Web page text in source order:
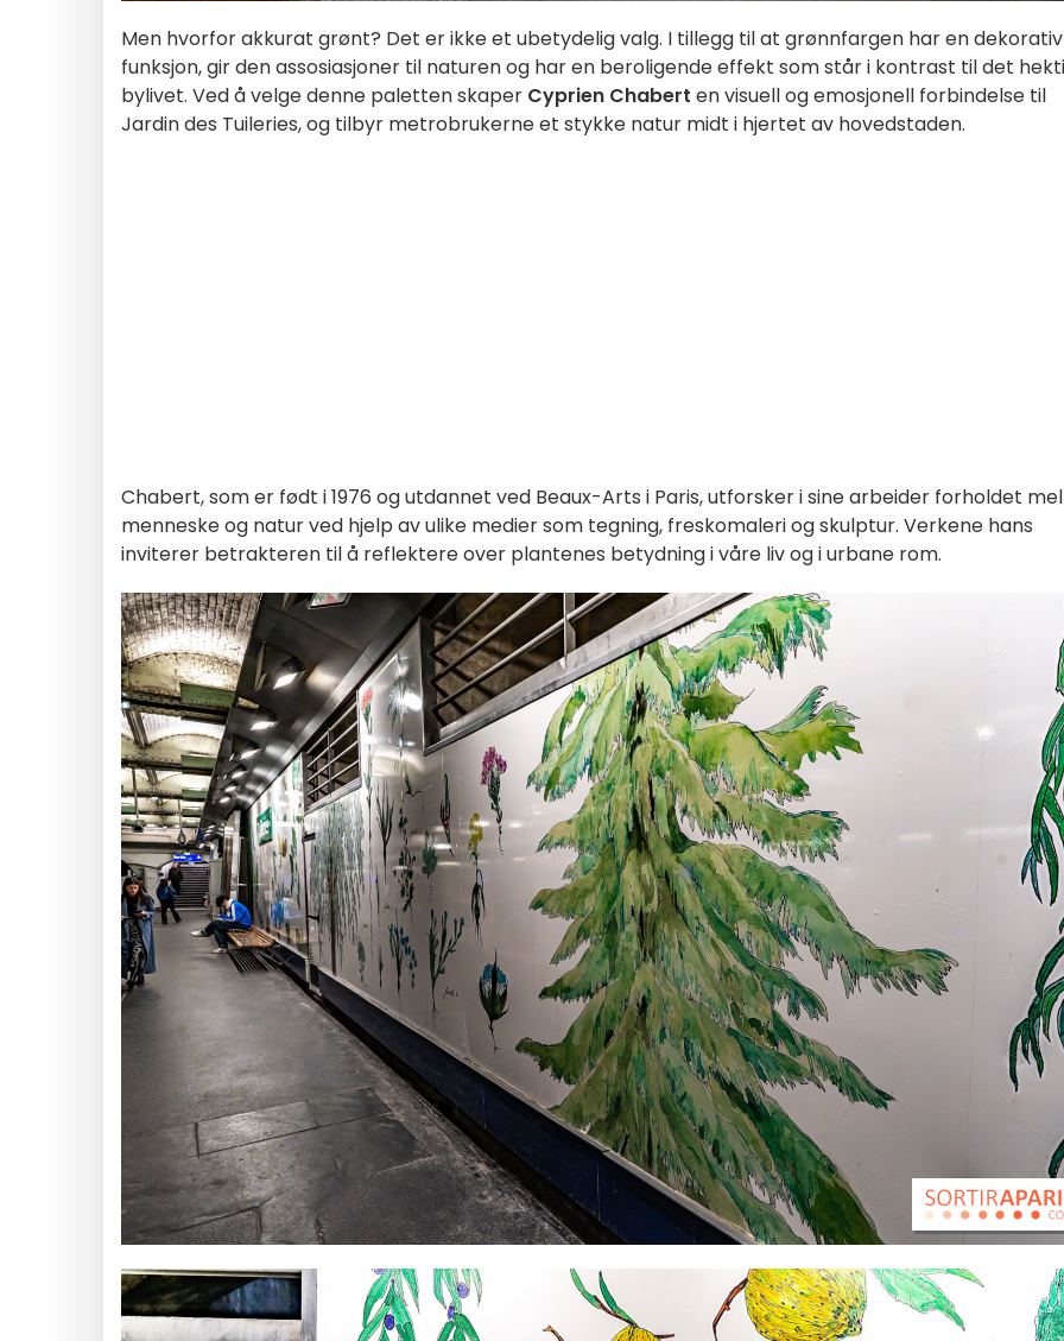
Men hvorfor akkurat grønt? Det er ikke et ubetydelig valg. I tillegg til at grønnfargen har en dekorativ
funksjon, gir den assosiasjoner til naturen og har en beroligende effekt som står i kontrast til det
bylivet. Ved å velge denne paletten skaper Cyprien Chabert en visuell og emosjonell forbindelse til
Jardin des Tuileries, og tilbyr metrobrukerne et stykke natur midt i hjertet av hovedstaden.
Chabert, som er født i 1976 og utdannet ved Beaux-Arts i Paris, utforsker i sine arbeider forholdet
menneske og natur ved hjelp av ulike medier som tegning, freskomaleri og skulptur. Verkene hans
inviterer betrakteren til å reflektere over plantenes betydning i våre liv og i urbane rom.